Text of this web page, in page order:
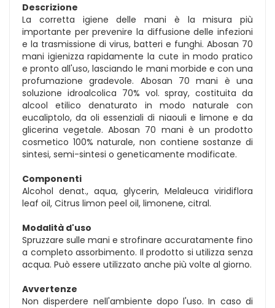
Descrizione
La corretta igiene delle mani è la misura più
importante per prevenire la diffusione delle infezioni
e la trasmissione di virus, batteri e funghi. Abosan 70
mani igienizza rapidamente la cute in modo pratico
e pronto all'uso, lasciando le mani morbide e con una
profumazione gradevole. Abosan 70 mani è una
soluzione idroalcolica 70% vol. spray, costituita da
alcool etilico denaturato in modo naturale con
eucaliptolo, da oli essenziali di niaouli e limone e da
glicerina vegetale. Abosan 70 mani è un prodotto
cosmetico 100% naturale, non contiene sostanze di
sintesi, semi-sintesi o geneticamente modificate.
Componenti
Alcohol denat., aqua, glycerin, Melaleuca viridiflora
leaf oil, Citrus limon peel oil, limonene, citral.
Modalità d'uso
Spruzzare sulle mani e strofinare accuratamente fino
a completo assorbimento. Il prodotto si utilizza senza
acqua. Può essere utilizzato anche più volte al giorno.
Avvertenze
Non disperdere nell'ambiente dopo l'uso. In caso di